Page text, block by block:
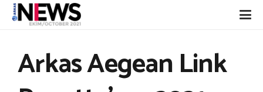
Arkas Aegean Link